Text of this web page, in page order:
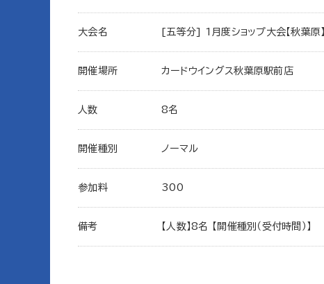
大会名 [五等分] 1月度ショップ大会【秋葉原】
開催場所 カードウイングス秋葉原駅前店
人数 8名
開催種別 ノーマル
参加料 300
備考 【人数】8名 【開催種別（受付時間）】